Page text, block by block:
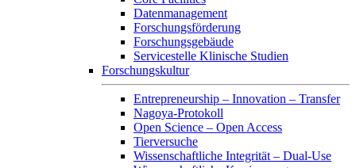
Datenmanagement
Forschungsförderung
Forschungsgebäude
Servicestelle Klinische Studien
Forschungskultur
Entrepreneurship – Innovation – Transfer
Nagoya-Protokoll
Open Science – Open Access
Tierversuche
Wissenschaftliche Integrität – Dual-Use